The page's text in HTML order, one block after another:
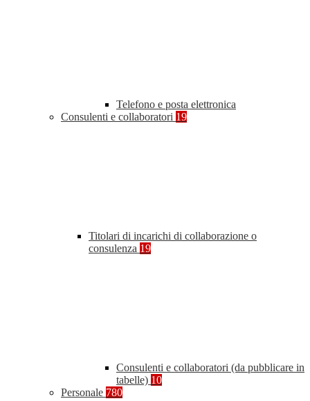
Telefono e posta elettronica
Consulenti e collaboratori 19
Titolari di incarichi di collaborazione o
consulenza 19
Consulenti e collaboratori (da pubblicare in
tabelle) 10
Personale 780